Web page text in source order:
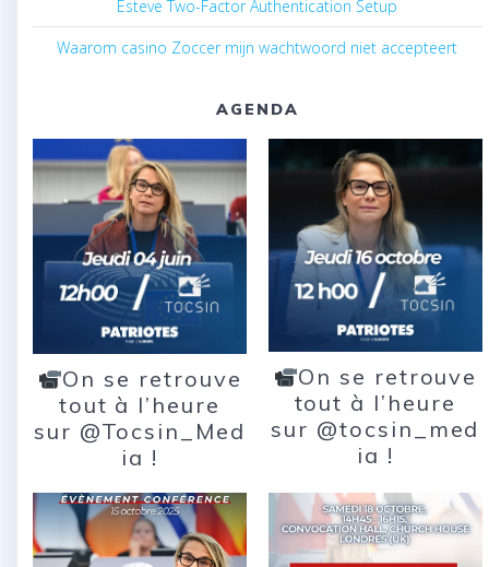
Esteve Two-Factor Authentication Setup
Waarom casino Zoccer mijn wachtwoord niet accepteert
AGENDA
On se retrouve
tout à l’heure
sur @Tocsin_Med
ia !
On se retrouve
tout à l’heure
sur @tocsin_med
ia !